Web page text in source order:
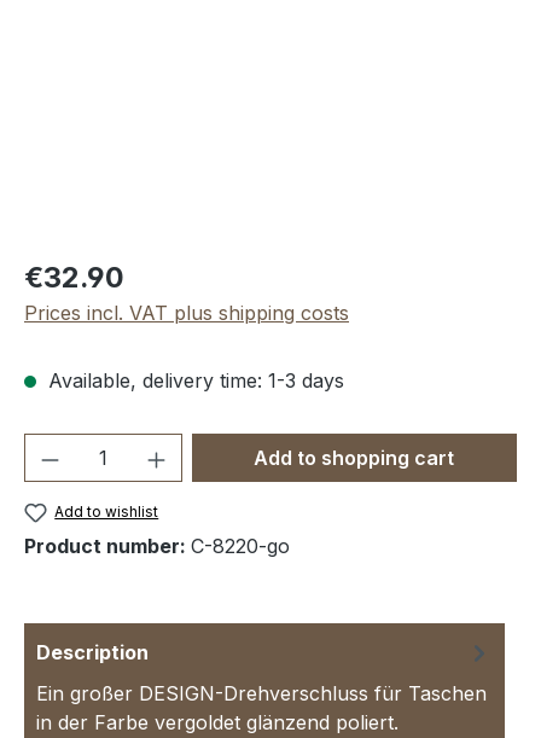
Regular price:
€32.90
Prices incl. VAT plus shipping costs
Available, delivery time: 1-3 days
Product Quantity: Enter the desired
Add to shopping cart
Add to wishlist
Product number: C-8220-go
Description
Ein großer DESIGN-Drehverschluss für Taschen
in der Farbe vergoldet glänzend poliert.